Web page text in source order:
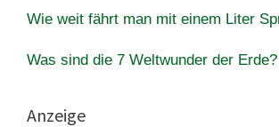
Wie weit fährt man mit einem Liter
Was sind die 7 Weltwunder der Erde?
Anzeige